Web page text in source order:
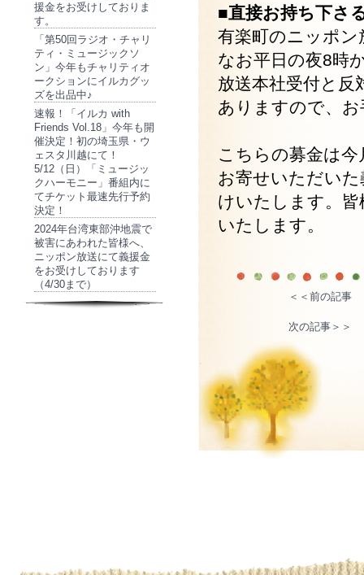
援金をお受けしておりま
す。
「第50回ラジオ・チャリ
ティ・ミュージックソ
ン」今年もチャリティオ
ークションにイルカグッ
ズを出品中♪
速報！「イルカ with
Friends Vol.18」今年も開
催決定！初の埼玉県・ウ
ェスタ川越にて！
5/12（日）「ミュージッ
クハーモニー」番組内に
てチケット最速先行予約
決定！
2024年台湾東部沖地震で
被害にあわれた皆様へ、
ニッポン放送にて義援金
をお受けしております
（4/30まで）
■直接お持ち下さ
有楽町のニッポン
なお平日の夜8時
放送本社受付と
ありますので、
こちらの募金は今
お寄せいただい
けいたします。
いたします。
＜＜前の記事
次の記事＞＞